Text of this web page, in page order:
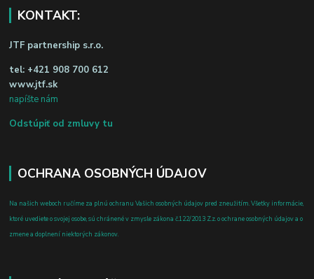
KONTAKT:
JTF partnership s.r.o.
tel: +421 908 700 612
www.jtf.sk
napíšte nám
Odstúpiť od zmluvy tu
OCHRANA OSOBNÝCH ÚDAJOV
Na našich weboch ručíme za plnú ochranu Vašich osobných údajov pred zneužitím. Všetky informácie,
ktoré uvediete o svojej osobe, sú chránené v zmysle zákona č.122/2013 Z.z. o ochrane osobných údajov a o
zmene a doplnení niektorých zákonov.